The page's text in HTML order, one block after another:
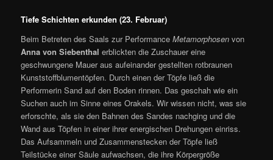
Tiefe Schichten erkunden (23. Februar)
Beim Betreten des Saals zur PerformanceMetamorphosen von
Anna von Siebenthal erblickten die Zuschauer eine
geschwungene Mauer aus aufeinander gestellten rotbraunen
Kunststoffblumentöpfen. Durch einen der Töpfe ließ die
Performerin Sand auf den Boden rinnen. Das geschah wie ein
Suchen auch im Sinne eines Orakels. Wir wissen nicht, was sie
erforschte, als sie den Bahnen des Sandes nachging und die
Wand aus Töpfen in einer ihrer energischen Drehungen einriss.
Das Aufsammeln und Zusammenstecken der Töpfe ließ
Teilstücke einer Säule aufwachsen, die ihre Körpergröße